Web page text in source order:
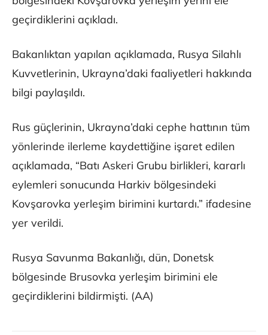
geçirdiklerini açıkladı.
Bakanlıktan yapılan açıklamada, Rusya Silahlı
Kuvvetlerinin, Ukrayna’daki faaliyetleri hakkında
bilgi paylaşıldı.
Rus güçlerinin, Ukrayna’daki cephe hattının tüm
yönlerinde ilerleme kaydettiğine işaret edilen
açıklamada, “Batı Askeri Grubu birlikleri, kararlı
eylemleri sonucunda Harkiv bölgesindeki
Kovşarovka yerleşim birimini kurtardı.” ifadesine
yer verildi.
Rusya Savunma Bakanlığı, dün, Donetsk
bölgesinde Brusovka yerleşim birimini ele
geçirdiklerini bildirmişti. (AA)